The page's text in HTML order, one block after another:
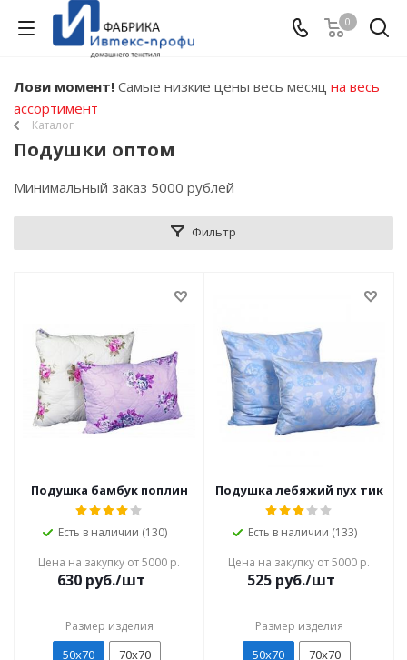
0
Лови момент! Самые низкие цены весь месяц на весь
ассортимент
Каталог
Подушки оптом
Минимальный заказ 5000 рублей
Фильтр
Подушка бамбук поплин
Есть в наличии (130)
Цена на закупку от 5000 р.
630 руб./шт
Размер изделия
50х70 70х70
Подушка лебяжий пух тик
Есть в наличии (133)
Цена на закупку от 5000 р.
525 руб./шт
Размер изделия
50х70 70х70